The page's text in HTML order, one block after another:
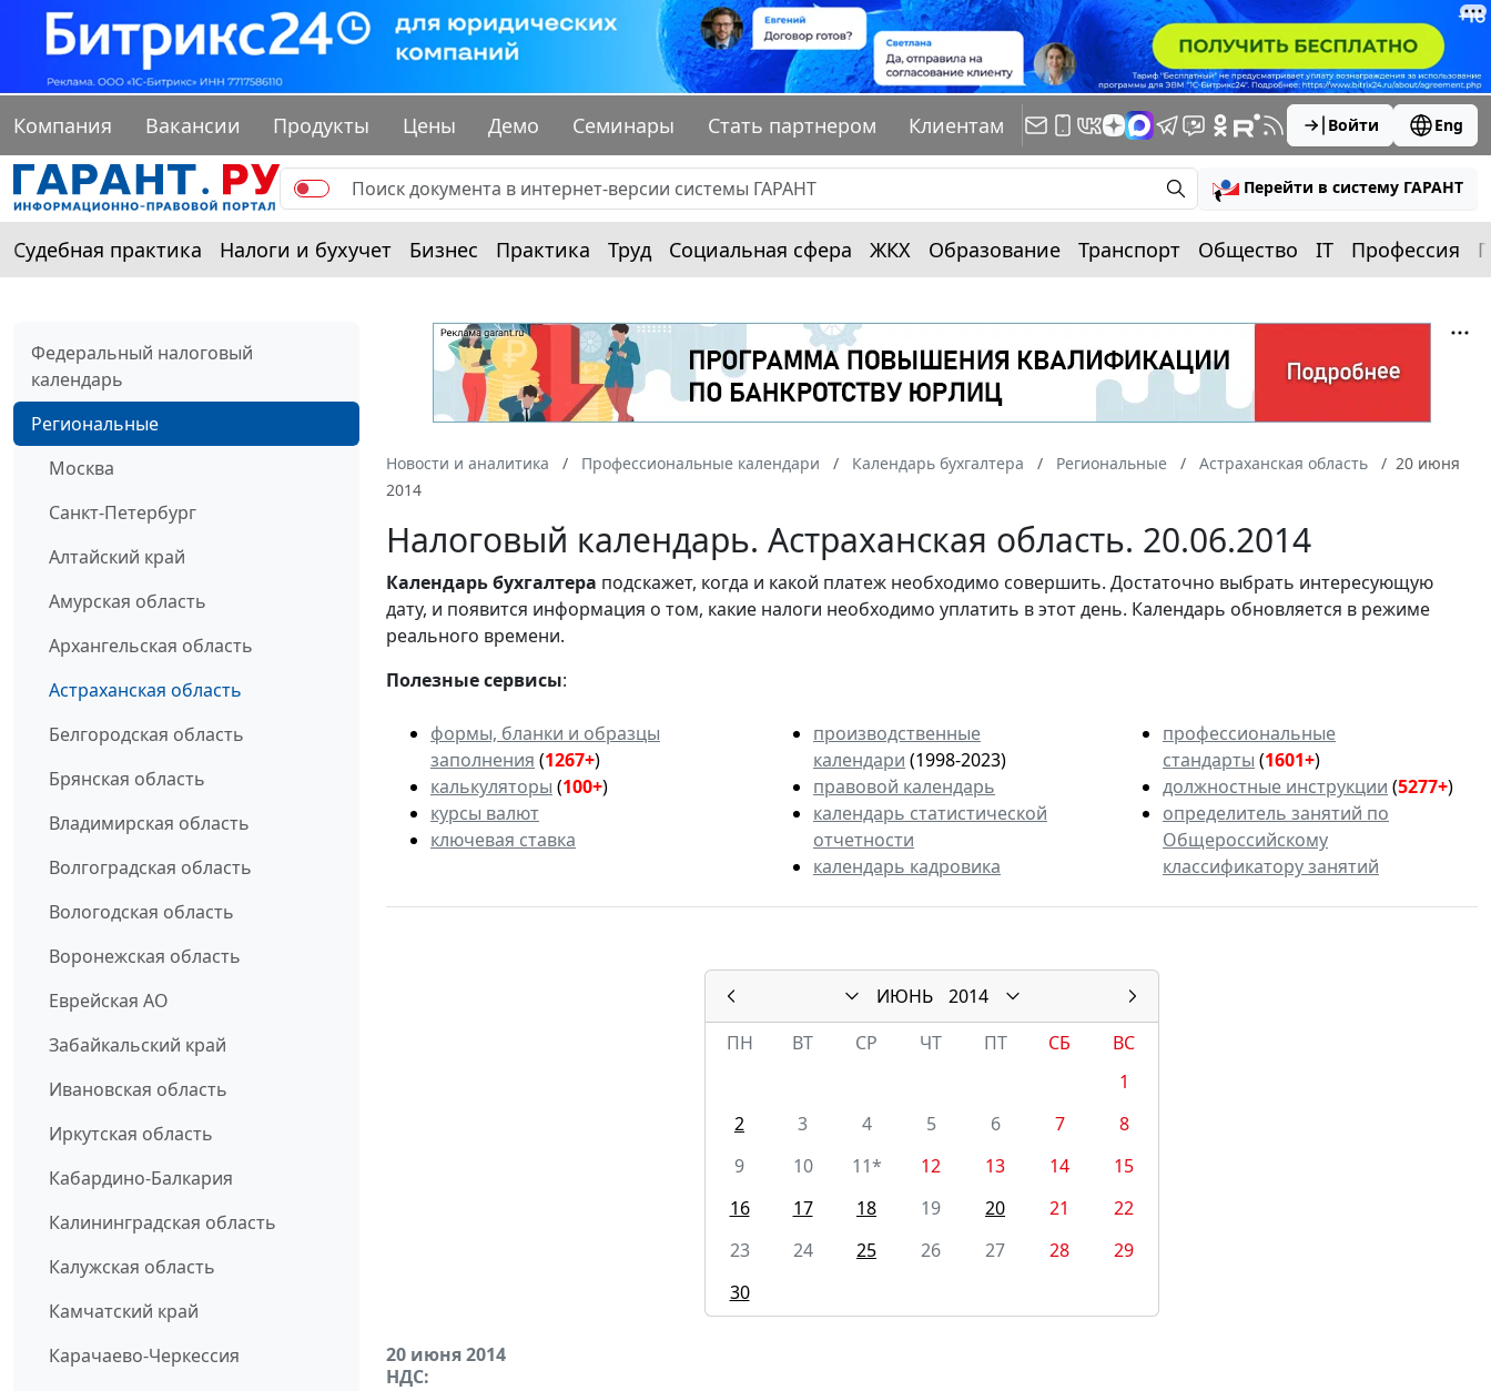
Компания Вакансии Продукты Цены Демо Семинары Стать партнером Клиентам Войти Eng
Перейти в систему ГАРАНТ
Судебная практика Налоги и бухучет Бизнес Практика Труд Социальная сфера ЖКХ Образование Транспорт Общество IT Профессия
Федеральный налоговый
календарь
Региональные
Москва
Санкт-Петербург
Алтайский край
Амурская область
Архангельская область
Астраханская область
Белгородская область
Брянская область
Владимирская область
Волгоградская область
Вологодская область
Воронежская область
Еврейская АО
Забайкальский край
Ивановская область
Иркутская область
Кабардино-Балкария
Калининградская область
Калужская область
Камчатский край
Карачаево-Черкессия
Новости и аналитика Профессиональные календари Календарь бухгалтера Региональные Астраханская область
20 июня
2014
Налоговый календарь. Астраханская область. 20.06.2014
Календарьбухгалтера подскажет, когда и какой платеж необходимо совершить. Достаточно выбрать интересующую
дату, и появится информация о том, какие налоги необходимо уплатить в этот день. Календарь обновляется в режиме
реального времени.
Полезные сервисы:
формы, бланки и образцы
заполнения (1267+)
калькуляторы (100+)
курсы валют
ключевая ставка
производственные
календари (1998-2023)
правовой календарь
календарь статистической
отчетности
календарь кадровика
профессиональные
стандарты (1601+)
должностные инструкции (5277+)
определитель занятий по
Общероссийскому
классификатору занятий
ИЮНЬ
2014
ПН
ВТ СР ЧТ ПТ СБ
ВС
1
2
3 4 5 6 7
8
9
10 11* 12 13 14
15
16
17 18 19 20 21
22
23
24 25 26 27 28
29
30
20 июня 2014
НДС: